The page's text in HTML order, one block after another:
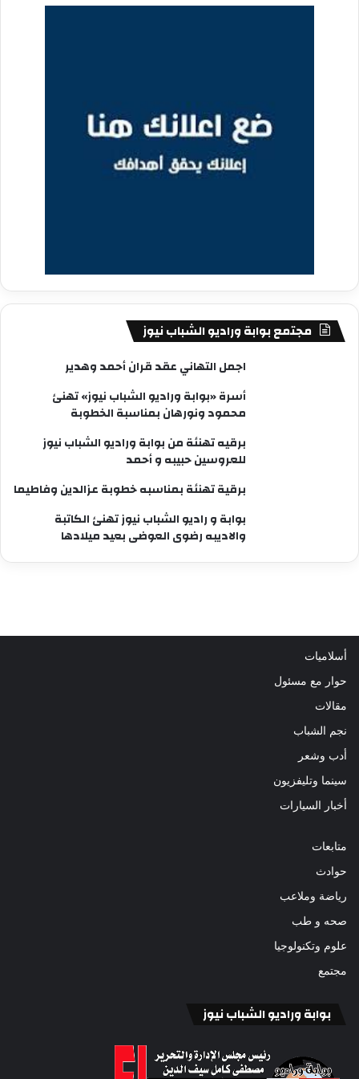
مجتمع بوابة وراديو الشباب نيوز
اجمل التهاني عقد قران أحمد وهدير
أسرة «بوابة وراديو الشباب نيوز» تهنئ
محمود ونورهان بمناسبة الخطوبة
برقيه تهنئة من بوابة وراديو الشباب نيوز
للعروسين حبيبه و أحمد
برقية تهنئة بمناسبه خطوبة عزالدين وفاطيما
بوابة و راديو الشباب نيوز تهنئ الكاتبة
والاديبه رضوى العوضى بعيد ميلادها
أسلاميات
حوار مع مسئول
مقالات
نجم الشباب
أدب وشعر
سينما وتليفزيون
أخبار السيارات
متابعات
حوادث
رياضة وملاعب
صحه و طب
علوم وتكنولوجيا
مجتمع
بوابة وراديو الشباب نيوز